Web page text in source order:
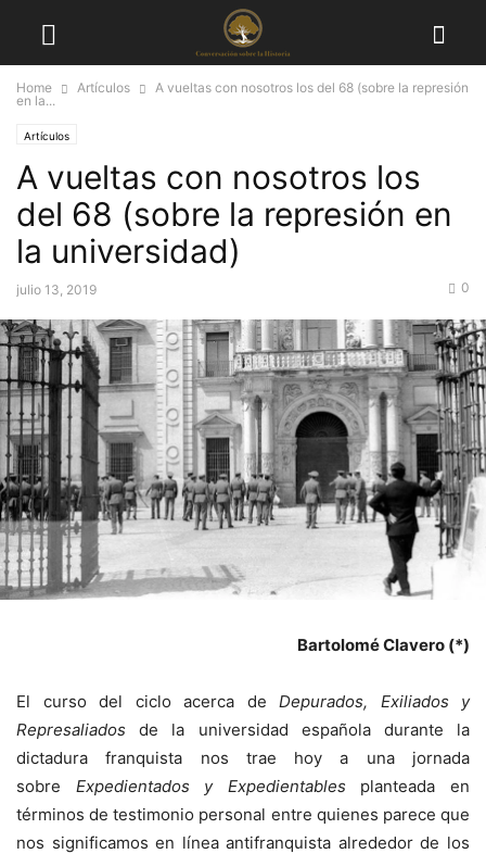
Home Artículos
A vueltas con nosotros los del 68 (sobre la represión
en la...
Artículos
A vueltas con nosotros los
del 68 (sobre la represión en
la universidad)
julio 13, 2019 0
Bartolomé Clavero (*)
El curso del ciclo acerca de Depurados, Exiliados y
Represaliados de la universidad española durante la
dictadura franquista nos trae hoy a una jornada
sobre Expedientados y Expedientables planteada en
términos de testimonio personal entre quienes parece que
nos significamos en línea antifranquista alrededor de los